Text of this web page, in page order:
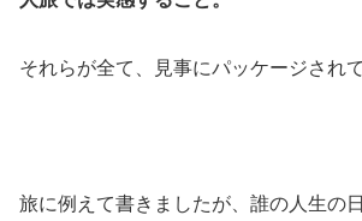
それらが全て、見事にパッケージされ
旅に例えて書きましたが、誰の人生の